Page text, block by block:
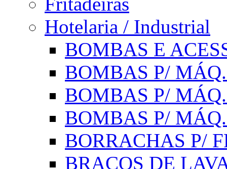
Hotelaria / Industrial
BOMBAS E
BOMBAS P/
BOMBAS P/
BOMBAS P/
BORRACHAS P/
BRAÇOS DE